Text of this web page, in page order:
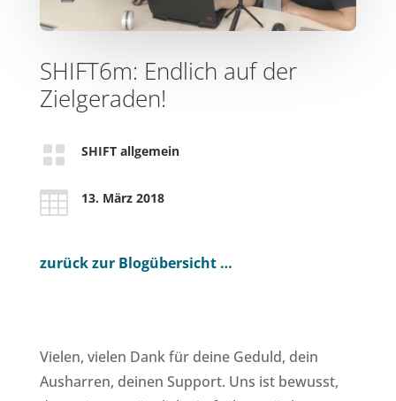
SHIFT6m: Endlich auf der
Zielgeraden!
 SHIFT allgemein
 13. März 2018
zurück zur Blogübersicht …
Vielen, vielen Dank für deine Geduld, dein
Ausharren, deinen Support. Uns ist bewusst,